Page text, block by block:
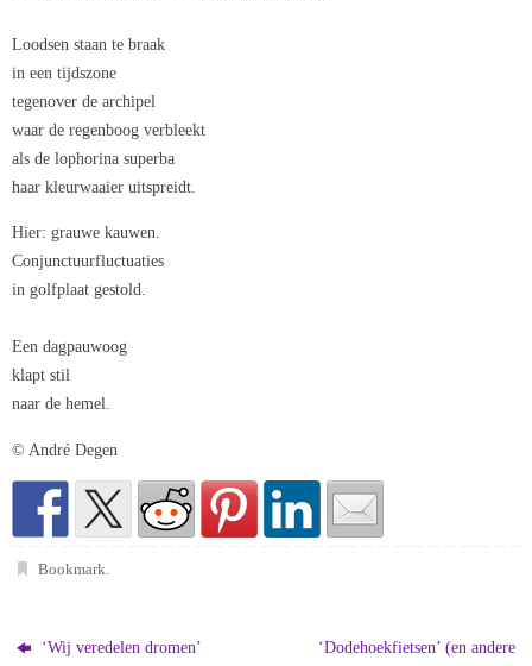
Loodsen staan te braak
in een tijdszone
tegenover de archipel
waar de regenboog verbleekt
als de lophorina superba
haar kleurwaaier uitspreidt.
Hier: grauwe kauwen.
Conjunctuurfluctuaties
in golfplaat gestold.
Een dagpauwoog
klapt stil
naar de hemel.
© André Degen
Bookmark
‘Wij veredelen dromen’
‘Dodehoekfietsen’ (en andere